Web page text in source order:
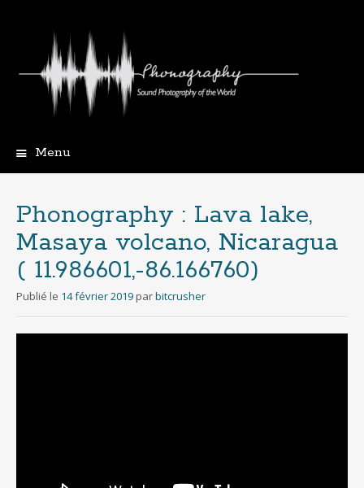
Menu
principal
Phonography : Lava lake,
Masaya volcano, Nicaragua
( 11.986601,-86.166760)
Publié le 14 février 2019 parbitcrusher